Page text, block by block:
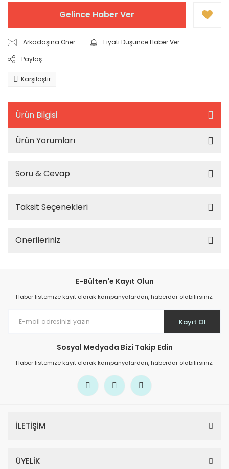
Gelince Haber Ver
Arkadaşına Öner
Fiyatı Düşünce Haber Ver
Paylaş
Karşılaştır
Ürün Bilgisi
Ürün Yorumları
Soru & Cevap
Taksit Seçenekleri
Önerileriniz
E-Bülten'e Kayıt Olun
Haber listemize kayıt olarak kampanyalardan, haberdar olabilirsiniz.
Kayıt Ol
Sosyal Medyada Bizi Takip Edin
Haber listemize kayıt olarak kampanyalardan, haberdar olabilirsiniz.
İLETİŞİM
ÜYELİK